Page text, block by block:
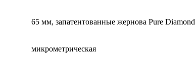
65 мм, запатентованные жернова Pure Diamond
микрометрическая